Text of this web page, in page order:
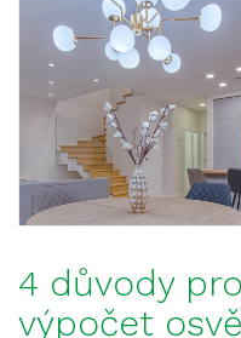
4 důvody
výpočet